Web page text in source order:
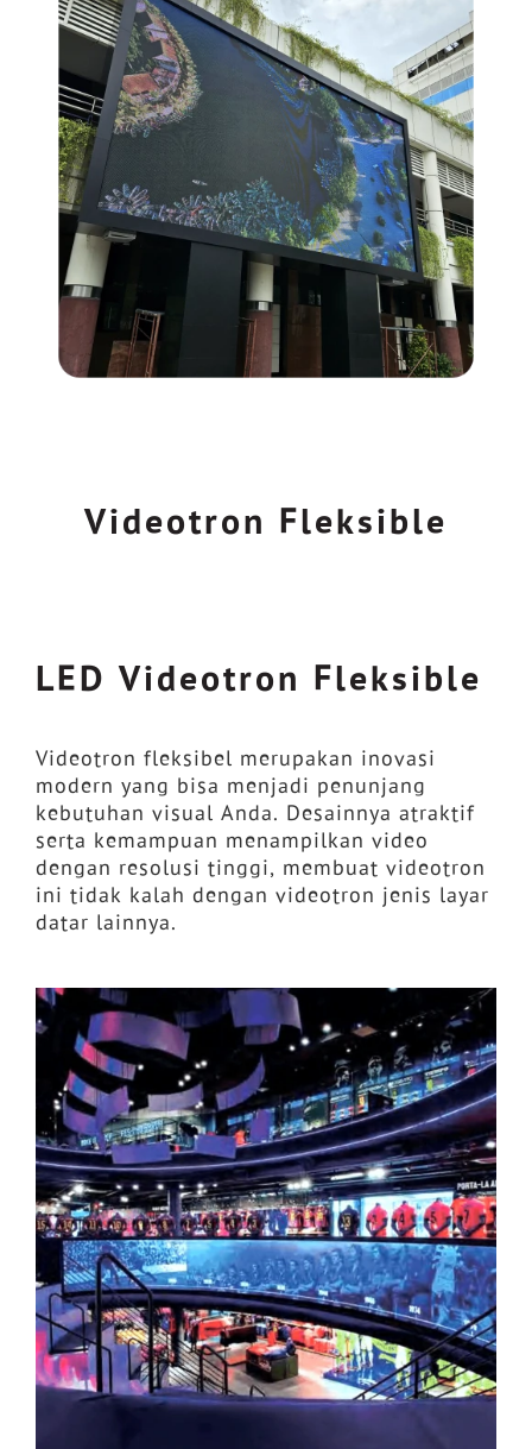
Videotron Fleksible
LED Videotron Fleksible
Videotron fleksibel merupakan inovasi
modern yang bisa menjadi penunjang
kebutuhan visual Anda. Desainnya atraktif
serta kemampuan menampilkan video
dengan resolusi tinggi, membuat videotron
ini tidak kalah dengan videotron jenis layar
datar lainnya.